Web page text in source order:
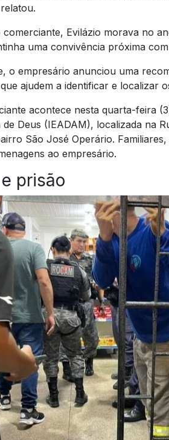
comerciante, Evilázio morava no
uma convivência próxima
o empresário anunciou uma
ajudem a identificar e localizar
acontece nesta quarta-feira
de Deus (IEADAM), localizada na
São José Operário.
ao empresário.
prisão